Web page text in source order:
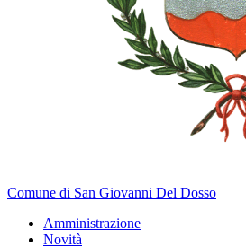
Comune di San Giovanni Del Dosso
Amministrazione
Novità